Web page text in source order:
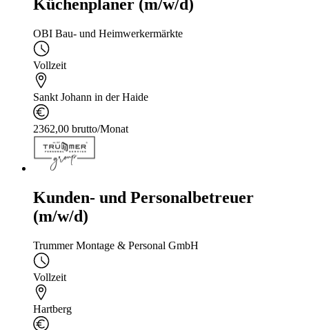
Küchenplaner (m/w/d)
OBI Bau- und Heimwerkermärkte
Vollzeit
Sankt Johann in der Haide
2362,00 brutto/Monat
Kunden- und Personalbetreuer
(m/w/d)
Trummer Montage & Personal GmbH
Vollzeit
Hartberg